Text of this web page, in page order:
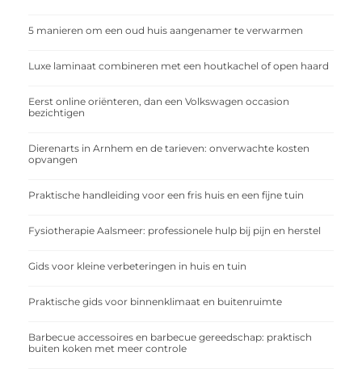
5 manieren om een oud huis aangenamer te verwarmen
Luxe laminaat combineren met een houtkachel of open haard
Eerst online oriënteren, dan een Volkswagen occasion
bezichtigen
Dierenarts in Arnhem en de tarieven: onverwachte kosten
opvangen
Praktische handleiding voor een fris huis en een fijne tuin
Fysiotherapie Aalsmeer: professionele hulp bij pijn en herstel
Gids voor kleine verbeteringen in huis en tuin
Praktische gids voor binnenklimaat en buitenruimte
Barbecue accessoires en barbecue gereedschap: praktisch
buiten koken met meer controle